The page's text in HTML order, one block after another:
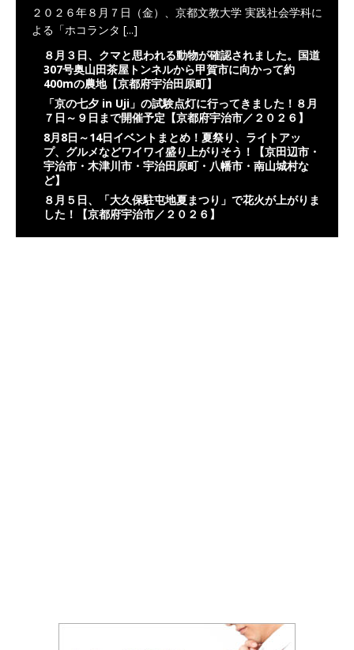
２０２６年８月７日（金）、京都文教大学 実践社会学科に
よる「ホコランタ [...]
８月３日、クマと思われる動物が確認されました。国道
307号奥山田茶屋トンネルから甲賀市に向かって約
400mの農地【京都府宇治田原町】
「京の七夕 in Uji」の試験点灯に行ってきました！８月
７日～９日まで開催予定【京都府宇治市／２０２６】
8月8日～14日イベントまとめ！夏祭り、ライトアッ
プ、グルメなどワイワイ盛り上がりそう！【京田辺市・
宇治市・木津川市・宇治田原町・八幡市・南山城村な
ど】
８月５日、「大久保駐屯地夏まつり」で花火が上がりま
した！【京都府宇治市／２０２６】